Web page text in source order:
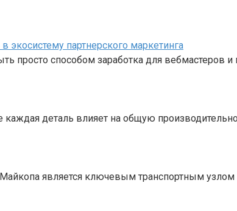
экосистему партнерского маркетинга
просто способом заработка для вебмастеров и
деталь влияет на общую
является ключевым транспортным